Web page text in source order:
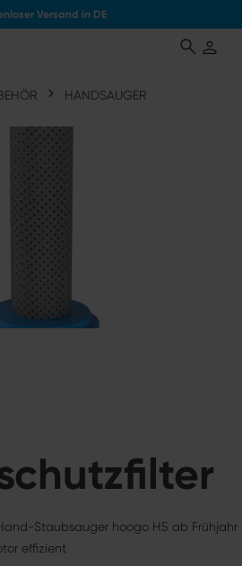
Versand in DE
HANDSAUGER
Staubsauger hoogo H5 ab Frühjahr
effizient